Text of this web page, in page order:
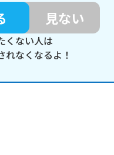
見ない
くない人は
れなくなるよ！